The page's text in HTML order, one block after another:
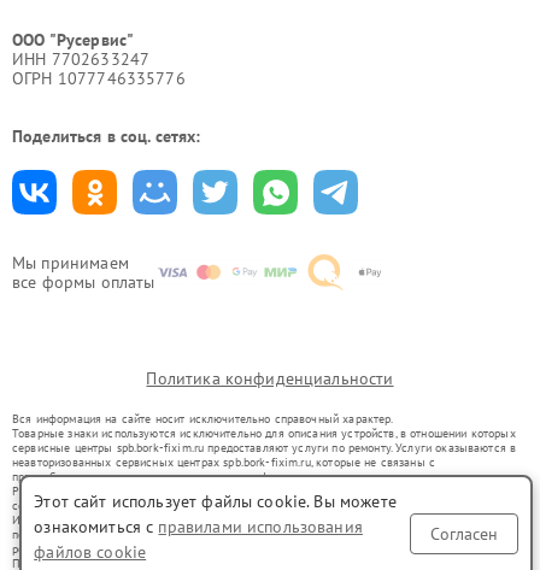
Мы принимаем
все формы оплаты
ООО "Русервис"
ИНН 7702633247
ОГРН 1077746335776
Поделиться в соц. сетях:
Политика конфиденциальности
Вся информация на сайте носит исключительно справочный характер.
Товарные знаки используются исключительно для описания устройств, в отношении которых
сервисные центры spb.bork-fixim.ru предоставляют услуги по ремонту. Услуги оказываются в
неавторизованных сервисных центрах spb.bork-fixim.ru, которые не связаны с
правообладателями товарных знаков или их официальными представителями.
Ремонт осуществляется для устройств, уже введенных в гражданский оборот в соответствии
со статьей 1487 ГК РФ.
Использование товарных знаков не преследует цели индивидуализации услуг или введения
потребителей в заблуждение, а служит для информирования о предоставляемых услугах по
ремонту техники указанных брендов.
Представленная на сайте информация не является публичной офертой, определяемой
Этот сайт использует файлы cookie. Вы можете
ознакомиться с правилами использования
файлов cookie
Согласен